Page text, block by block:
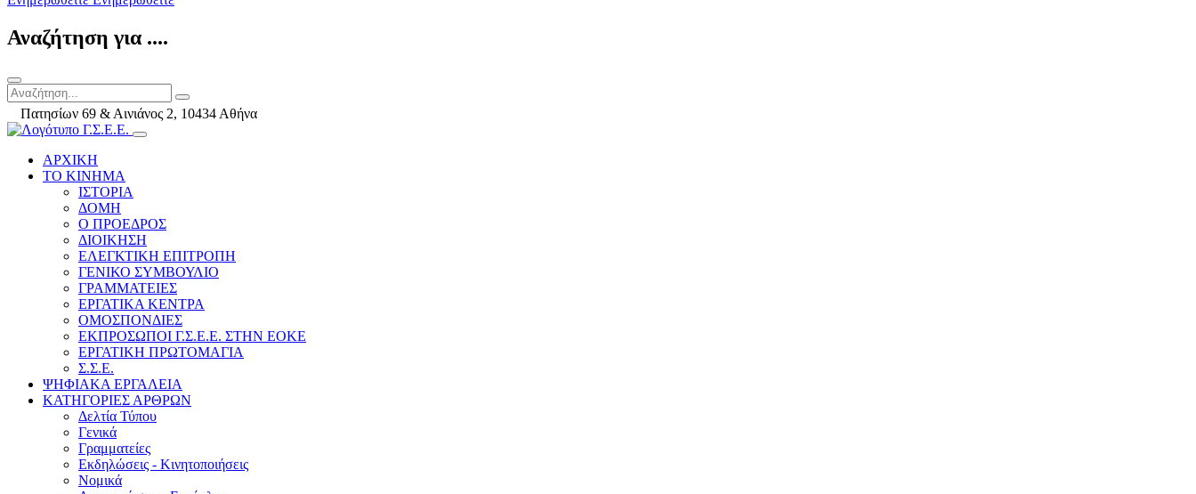
Αναζήτηση για ....
Πατησίων 69 & Αινιάνος 2, 10434 Αθήνα
ΑΡΧΙΚΗ
ΤΟ ΚΙΝΗΜΑ
ΙΣΤΟΡΙΑ
ΔΟΜΗ
Ο ΠΡΟΕΔΡΟΣ
ΔΙΟΙΚΗΣΗ
ΕΛΕΓΚΤΙΚΗ ΕΠΙΤΡΟΠΗ
ΓΕΝΙΚΟ ΣΥΜΒΟΥΛΙΟ
ΓΡΑΜΜΑΤΕΙΕΣ
ΕΡΓΑΤΙΚΑ ΚΕΝΤΡΑ
ΟΜΟΣΠΟΝΔΙΕΣ
ΕΚΠΡΟΣΩΠΟΙ Γ.Σ.Ε.Ε. ΣΤΗΝ ΕΟΚΕ
ΕΡΓΑΤΙΚΗ ΠΡΩΤΟΜΑΓΙΑ
Σ.Σ.Ε.
ΨΗΦΙΑΚΑ ΕΡΓΑΛΕΙΑ
ΚΑΤΗΓΟΡΙΕΣ ΑΡΘΡΩΝ
Δελτία Τύπου
Γενικά
Γραμματείες
Εκδηλώσεις - Κινητοποιήσεις
Νομικά